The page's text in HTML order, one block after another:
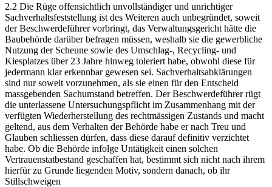
2.2 Die Rüge offensichtlich unvollständiger und unrichtiger
Sachverhaltsfeststellung ist des Weiteren auch unbegründet, soweit
der Beschwerdeführer vorbringt, das Verwaltungsgericht hätte die
Baubehörde darüber befragen müssen, weshalb sie die gewerbliche
Nutzung der Scheune sowie des Umschlag-, Recycling- und
Kiesplatzes über 23 Jahre hinweg toleriert habe, obwohl diese für
jedermann klar erkennbar gewesen sei. Sachverhaltsabklärungen
sind nur soweit vorzunehmen, als sie einen für den Entscheid
massgebenden Sachumstand betreffen. Der Beschwerdeführer rügt
die unterlassene Untersuchungspflicht im Zusammenhang mit der
verfügten Wiederherstellung des rechtmässigen Zustands und macht
geltend, aus dem Verhalten der Behörde habe er nach Treu und
Glauben schliessen dürfen, dass diese darauf definitiv verzichtet
habe. Ob die Behörde infolge Untätigkeit einen solchen
Vertrauenstatbestand geschaffen hat, bestimmt sich nicht nach ihrem
hierfür zu Grunde liegenden Motiv, sondern danach, ob ihr
Stillschweigen